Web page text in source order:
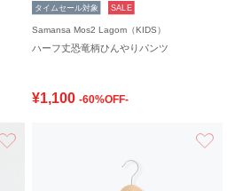
タイムセール対象 SALE
Samansa Mos2 Lagom（KIDS）
ハーフ丈恐竜柄ひんやりパンツ
¥1,100 -60%OFF-